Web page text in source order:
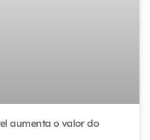
aumenta o valor do